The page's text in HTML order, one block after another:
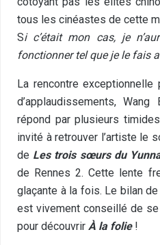
tous les cinéastes de cette
Si c’était mon cas, je
fonctionner tel que je le fais
La rencontre
d’applaudissements,
répond par plusieurs
invité à retrouver l’artiste le
de Les trois sœurs du
de Rennes 2. Cette lente
glaçante à la fois. Le bilan
est vivement conseillé de
pour découvrir À la folie!